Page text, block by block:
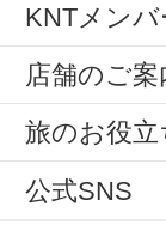
KNTメン
店舗のご案
旅のお役立
公式SNS